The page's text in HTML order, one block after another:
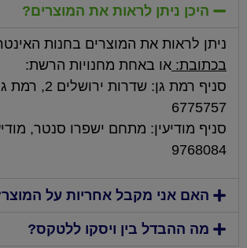
היכן ניתן לראות את המוצרים?
ניתן לראות את המוצרים בחנות
בכתובת: או באחת מחנויות הרשת:
6775757
9768084
האם אני מקבל אחריות על
מה ההבדל בין ויסקו ללטקס?